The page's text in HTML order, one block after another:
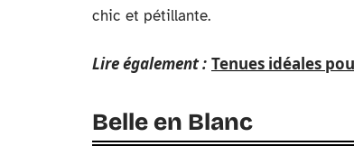
chic et pétillante.
Lire également : Tenues idéales
Belle en Blanc